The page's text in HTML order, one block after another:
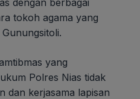
dengan berbagai
tokoh agama yang
yang
Polres Nias tidak
dan kerjasama lapisan